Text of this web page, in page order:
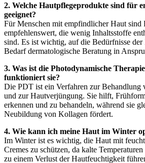
2. Welche Hautpflegeprodukte sind für
geeignet?
Für Menschen mit empfindlicher Haut sind
empfehlenswert, die wenig Inhaltsstoffe
sind. Es ist wichtig, auf die Bedürfnisse der
Bedarf dermatologische Beratung in
3. Was ist die Photodynamische
funktioniert sie?
Die PDT ist ein Verfahren zur Behandlung
und zur Hautverjüngung. Sie hilft,
erkennen und zu behandeln, während sie
Neubildung von Kollagen fördert.
4. Wie kann ich meine Haut im Winter
Im Winter ist es wichtig, die Haut mit
Cremes zu schützen, da kalte
zu einem Verlust der Hautfeuchtigkeit